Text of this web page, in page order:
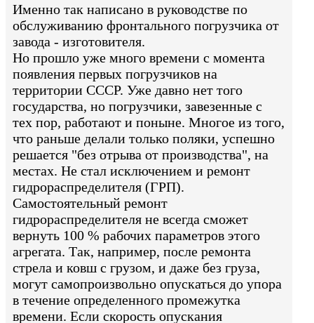
Именно так написано в руководстве по
обслуживанию фронтального погрузчика от
завода - изготовителя.
Но прошло уже много времени с момента
появления первых погрузчиков на
территории СССР. Уже давно нет того
государства, но погрузчики, завезенные с
тех пор, работают и поныне. Многое из того,
что раньше делали только поляки, успешно
решается "без отрыва от производства", на
местах. Не стал исключением и ремонт
гидрораспределителя (ГРП).
Самостоятельный ремонт
гидрораспределителя не всегда сможет
вернуть 100 % рабочих параметров этого
агрегата. Так, например, после ремонта
стрела и ковш с грузом, и даже без груза,
могут самопроизвольно опускаться до упора
в течение определенного промежутка
времени. Если скорость опускания